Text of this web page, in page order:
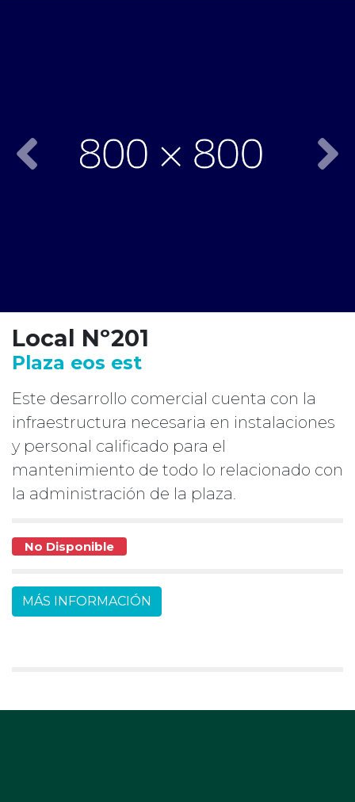
Previous
Local Nº201
Plaza eos est
Este desarrollo comercial cuenta con la
infraestructura necesaria en instalaciones
y personal calificado para el
mantenimiento de todo lo relacionado con
la administración de la plaza.
No Disponible
MÁS INFORMACIÓN